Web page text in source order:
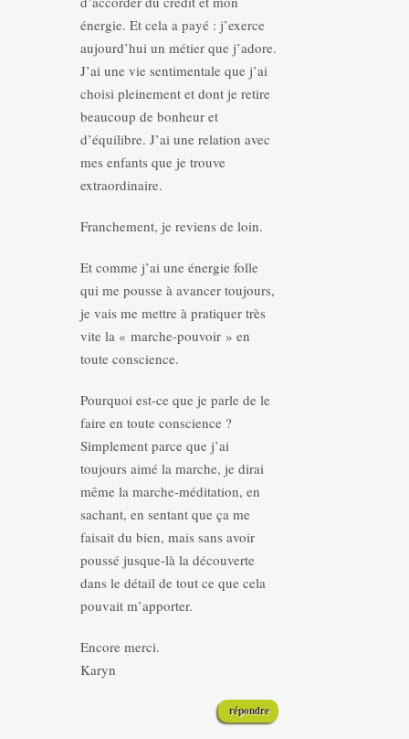
énergie. Et cela a payé : j’exerce
aujourd’hui un métier que j’adore.
J’ai une vie sentimentale que j’ai
choisi pleinement et dont je retire
beaucoup de bonheur et
d’équilibre. J’ai une relation avec
mes enfants que je trouve
extraordinaire.
Franchement, je reviens de loin.
Et comme j’ai une énergie folle
qui me pousse à avancer toujours,
je vais me mettre à pratiquer très
vite la « marche-pouvoir » en
toute conscience.
Pourquoi est-ce que je parle de le
faire en toute conscience ?
Simplement parce que j’ai
toujours aimé la marche, je dirai
même la marche-méditation, en
sachant, en sentant que ça me
faisait du bien, mais sans avoir
poussé jusque-là la découverte
dans le détail de tout ce que cela
pouvait m’apporter.
Encore merci.
Karyn
répondre